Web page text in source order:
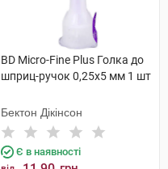
BD Micro-Fine Plus Голка до
шприц-ручок 0,25х5 мм 1 шт
Бектон Дікінсон
Є в наявності